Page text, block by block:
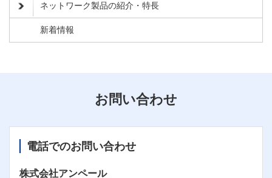
ネットワーク製品の紹介・特長
新着情報
お問い合わせ
電話でのお問い合わせ
株式会社アンペール